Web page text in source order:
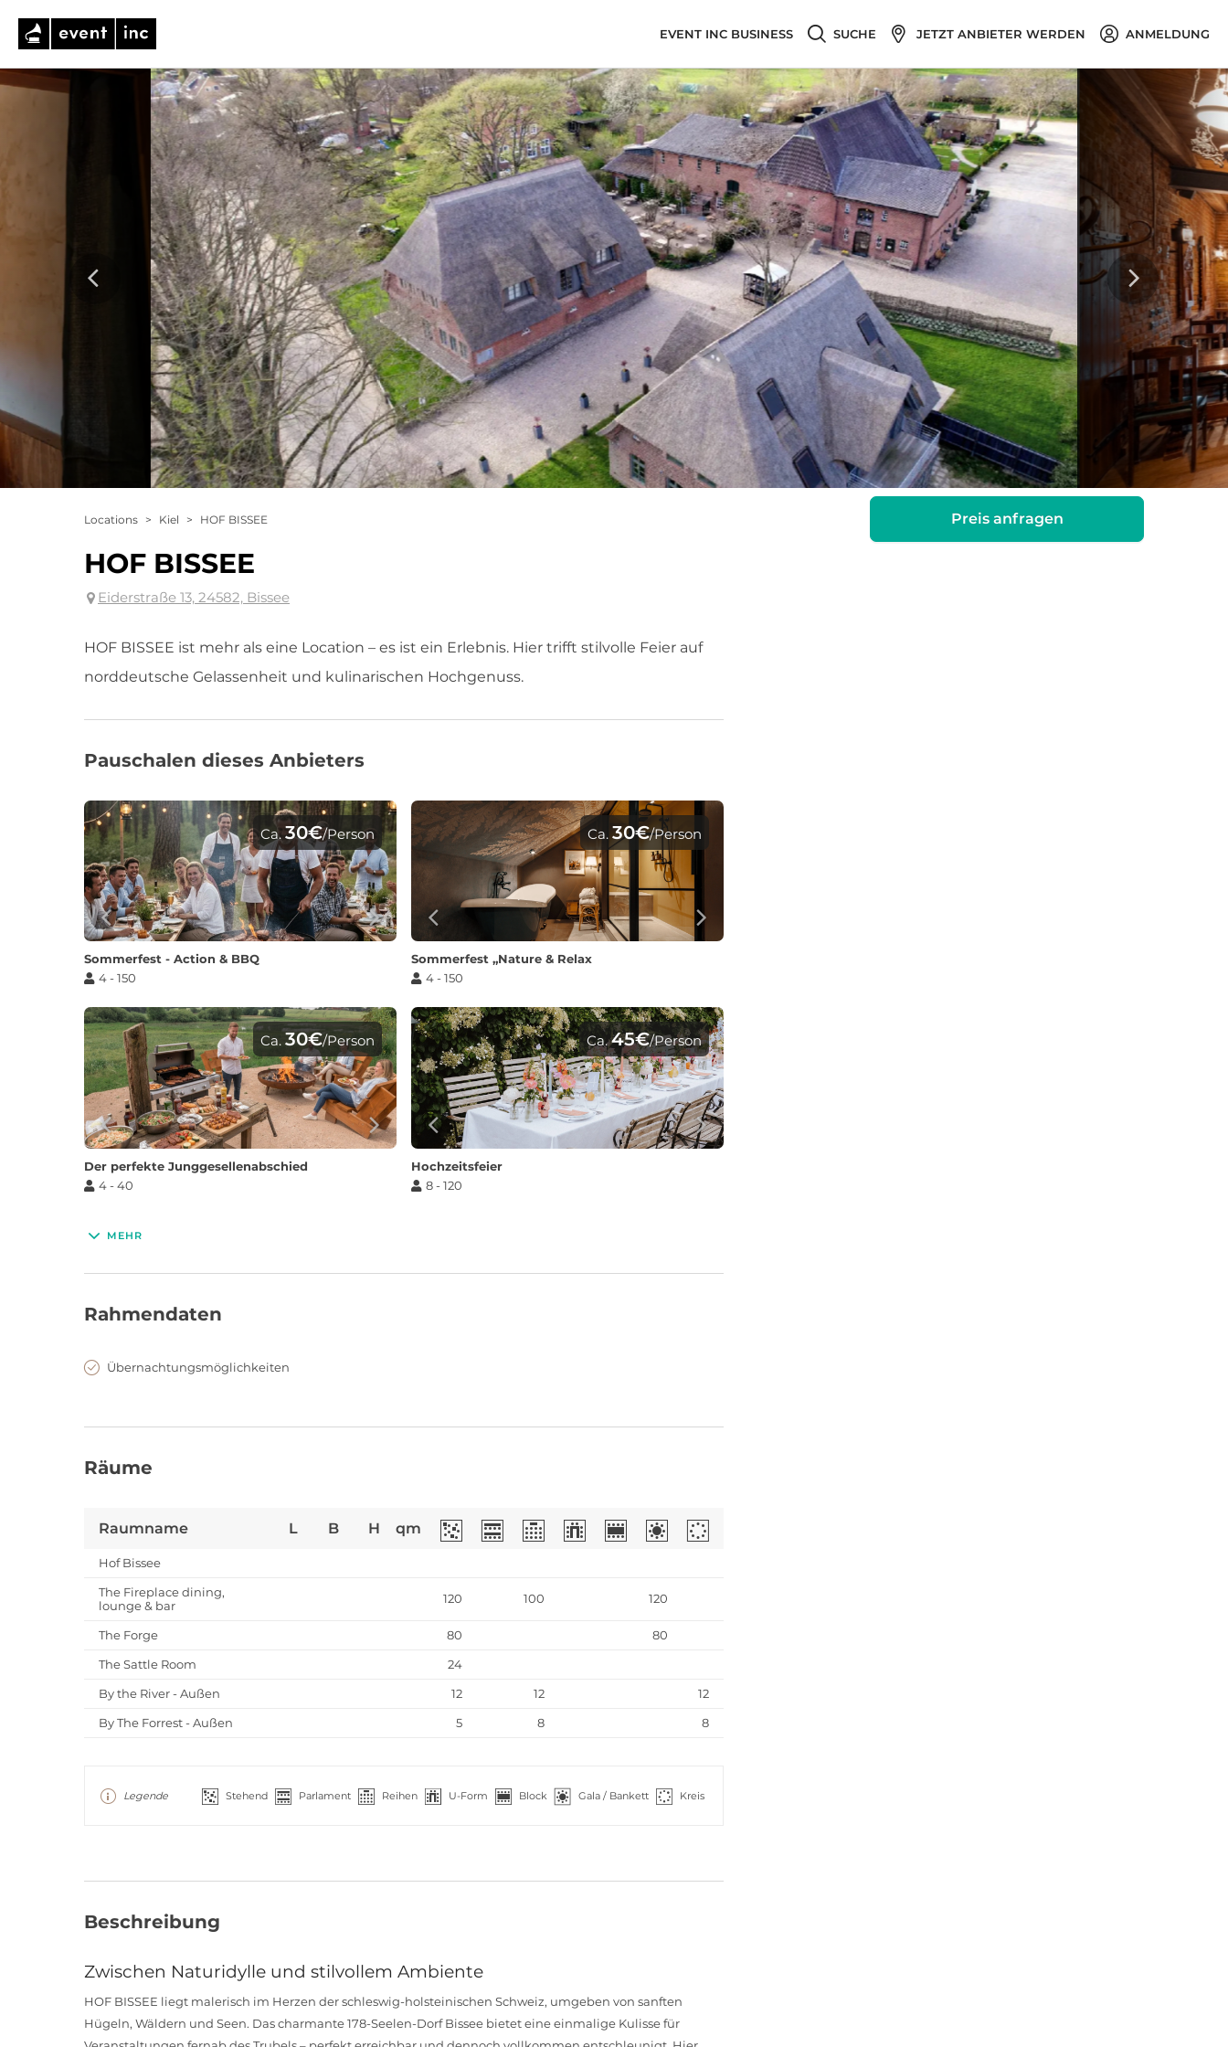
EVENT INC BUSINESS SUCHE JETZT ANBIETER WERDEN ANMELDUNG
Locations > Kiel > HOF BISSEE Preis anfragen
HOF BISSEE
Eiderstraße 13, 24582, Bissee
HOF BISSEE ist mehr als eine Location – es ist ein Erlebnis. Hier trifft stilvolle Feier auf
norddeutsche Gelassenheit und kulinarischen Hochgenuss.
Pauschalen dieses Anbieters
Ca. 30€/Person
Sommerfest - Action & BBQ
4 - 150
Ca. 30€/Person
Sommerfest „Nature & Relax
4 - 150
Ca. 30€/Person
Der perfekte Junggesellenabschied
4 - 40
Ca. 45€/Person
Hochzeitsfeier
8 - 120
Firmen-Events
MEHR
Rahmendaten
Übernachtungsmöglichkeiten
Räume
Raumname L B H qm
Hof Bissee
The Fireplace dining,
lounge & bar
120 100 120
The Forge 80
80
The Sattle Room
24
By the River - Außen
12 12
12
By The Forrest - Außen
5 8 8
Legende Stehend Parlament Reihen U-Form Block Gala / Bankett Kreis
Beschreibung
Zwischen Naturidylle und stilvollem Ambiente
HOF BISSEE liegt malerisch im Herzen der schleswig-holsteinischen Schweiz, umgeben von sanften
Hügeln, Wäldern und Seen. Das charmante 178-Seelen-Dorf Bissee bietet eine einmalige Kulisse für